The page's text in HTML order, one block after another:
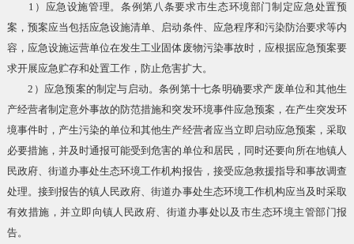
1）应急设施管理。条例第八条要求市生态环境部门制定应急处置预
案，预案应当包括应急设施清单、启动条件、应急程序和污染防治要求等内
容，应急设施运营单位在发生工业固体废物污染事故时，应根据应急预案要
求开展应急贮存和处置工作，防止危害扩大。
2）应急预案的制定与启动。条例第十七条明确要求产废单位和其他生
产经营者制定意外事故的防范措施和突发环境事件应急预案，在产生突发环
境事件时，产生污染的单位和其他生产经营者应当立即启动应急预案，采取
必要措施，并及时通报可能受到危害的单位和居民，同时还要向所在地镇人
民政府、街道办事处生态环境工作机构报告，接受应急救援指导和事故调查
处理。接到报告的镇人民政府、街道办事处生态环境工作机构应当及时采取
有效措施，并立即向镇人民政府、街道办事处以及市生态环境主管部门报
告。